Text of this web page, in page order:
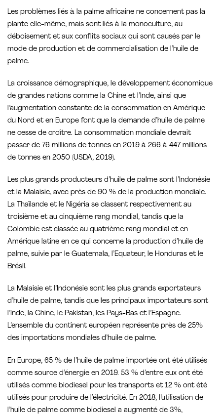
Les problèmes liés à la palme africaine ne concernent pas la
plante elle-même, mais sont liés à la monoculture, au
déboisement et aux conflits sociaux qui sont causés par le
mode de production et de commercialisation de l’huile de
palme.
La croissance démographique, le développement économique
de grandes nations comme la Chine et l’Inde, ainsi que
l’augmentation constante de la consommation en Amérique
du Nord et en Europe font que la demande d’huile de palme
ne cesse de croître. La consommation mondiale devrait
passer de 76 millions de tonnes en 2019 à 266 à 447 millions
de tonnes en 2050 (USDA, 2019).
Les plus grands producteurs d’huile de palme sont l’Indonésie
et la Malaisie, avec près de 90 % de la production mondiale.
La Thaïlande et le Nigéria se classent respectivement au
troisième et au cinquième rang mondial, tandis que la
Colombie est classée au quatrième rang mondial et en
Amérique latine en ce qui concerne la production d’huile de
palme, suivie par le Guatemala, l’Equateur, le Honduras et le
Brésil.
La Malaisie et l’Indonésie sont les plus grands exportateurs
d’huile de palme, tandis que les principaux importateurs sont
l’Inde, la Chine, le Pakistan, les Pays-Bas et l’Espagne.
L’ensemble du continent européen représente près de 25%
des importations mondiales d’huile de palme.
En Europe, 65 % de l’huile de palme importée ont été utilisés
comme source d’énergie en 2019. 53 % d’entre eux ont été
utilisés comme biodiesel pour les transports et 12 % ont été
utilisés pour produire de l’électricité. En 2018, l’utilisation de
l’huile de palme comme biodiesel a augmenté de 3%,